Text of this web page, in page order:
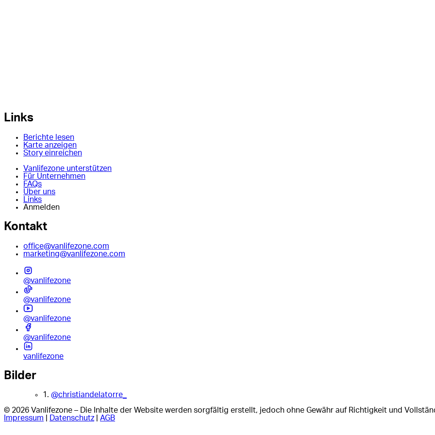
Links
Berichte lesen
Karte anzeigen
Story einreichen
Vanlifezone unterstützen
Für Unternehmen
FAQs
Über uns
Links
Anmelden
Kontakt
office@vanlifezone.com
marketing@vanlifezone.com
@vanlifezone
@vanlifezone
@vanlifezone
@vanlifezone
vanlifezone
Bilder
1. @christiandelatorre_
© 2026 Vanlifezone – Die Inhalte der Website werden sorgfältig erstellt, jedoch ohne Gewähr auf Richtigkeit und
Impressum
Datenschutz| AGB